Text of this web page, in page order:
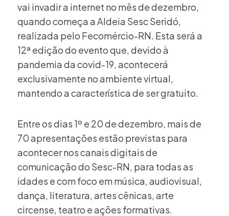
vai invadir a internet no mês de dezembro,
quando começa a Aldeia Sesc Seridó,
realizada pelo Fecomércio-RN. Esta será a
12ª edição do evento que, devido à
pandemia da covid-19, acontecerá
exclusivamente no ambiente virtual,
mantendo a característica de ser gratuito.
Entre os dias 1º e 20 de dezembro, mais de
70 apresentações estão previstas para
acontecer nos canais digitais de
comunicação do Sesc-RN, para todas as
idades e com foco em música, audiovisual,
dança, literatura, artes cênicas, arte
circense, teatro e ações formativas.